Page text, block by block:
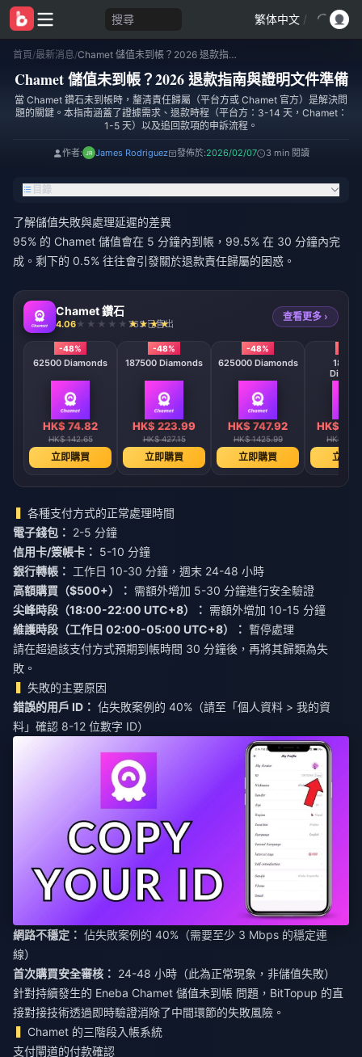
搜尋 繁体中文 /
首頁/最新消息/ Chamet 儲值未到帳？2026 退款指南與證明文件準備
Chamet 儲值未到帳？2026 退款指南與證明文件準備
當 Chamet 鑽石未到帳時，釐清責任歸屬（平台方或 Chamet 官方）是解決問
題的關鍵。本指南涵蓋了證據需求、退款時程（平台方：3-14 天，Chamet：
1-5 天）以及追回款項的申訴流程。
作者: James Rodriguez 發佈於:2026/02/07 3 min 閱讀
目錄
了解儲值失敗與處理延遲的差異
95% 的 Chamet 儲值會在 5 分鐘內到帳，99.5% 在 30 分鐘內完
成。剩下的 0.5% 往往會引發關於退款責任歸屬的困惑。
Chamet 鑽石
4.06 763 已售出
查看更多 ›
-48%
62500 Diamonds
HK$ 74.82
HK$ 142.65
立即購買
-48%
187500 Diamonds
HK$ 223.99
HK$ 427.15
立即購買
-48%
625000 Diamonds
HK$ 747.92
HK$ 1425.99
立即購買
HK$
HK$
立即
各種支付方式的正常處理時間
電子錢包： 2-5 分鐘
信用卡/簽帳卡： 5-10 分鐘
銀行轉帳： 工作日 10-30 分鐘，週末 24-48 小時
高額購買（$500+）： 需額外增加 5-30 分鐘進行安全驗證
尖峰時段（18:00-22:00 UTC+8）： 需額外增加 10-15 分鐘
維護時段（工作日 02:00-05:00 UTC+8）： 暫停處理
請在超過該支付方式預期到帳時間 30 分鐘後，再將其歸類為失
敗。
失敗的主要原因
錯誤的用戶 ID： 佔失敗案例的 40%（請至「個人資料 > 我的資
料」確認 8-12 位數字 ID）
網路不穩定： 佔失敗案例的 40%（需要至少 3 Mbps 的穩定連
線）
首次購買安全審核： 24-48 小時（此為正常現象，非儲值失敗）
針對持續發生的 Eneba Chamet 儲值未到帳 問題，BitTopup 的直
接對接技術透過即時驗證消除了中間環節的失敗風險。
Chamet 的三階段入帳系統
支付閘道的付款確認